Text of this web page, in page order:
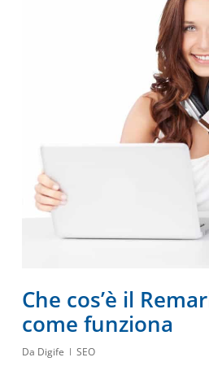
Che cos’è il
come funziona
Da Digife SEO